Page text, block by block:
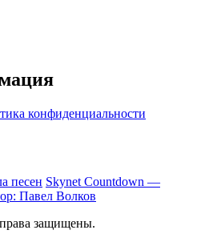
конфиденциальности
песен Skynet Countdown —
Павел Волков
защищены.